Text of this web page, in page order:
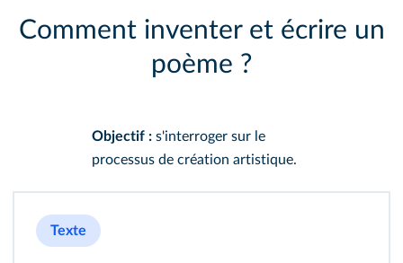
Comment inventer et écrire un
poème ?
Objectif : s'interroger sur le
processus de création artistique.
Texte